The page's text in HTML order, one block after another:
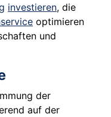
investieren, die
optimieren
und
der
auf der